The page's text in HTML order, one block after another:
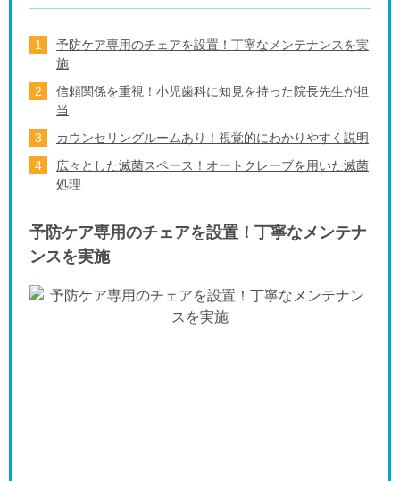
予防ケア専用のチェアを設置！丁寧なメンテナンスを実
施
信頼関係を重視！小児歯科に知見を持った院長先生が担
当
カウンセリングルームあり！視覚的にわかりやすく説明
広々とした滅菌スペース！オートクレーブを用いた滅菌
処理
予防ケア専用のチェアを設置！丁寧なメンテナ
ンスを実施